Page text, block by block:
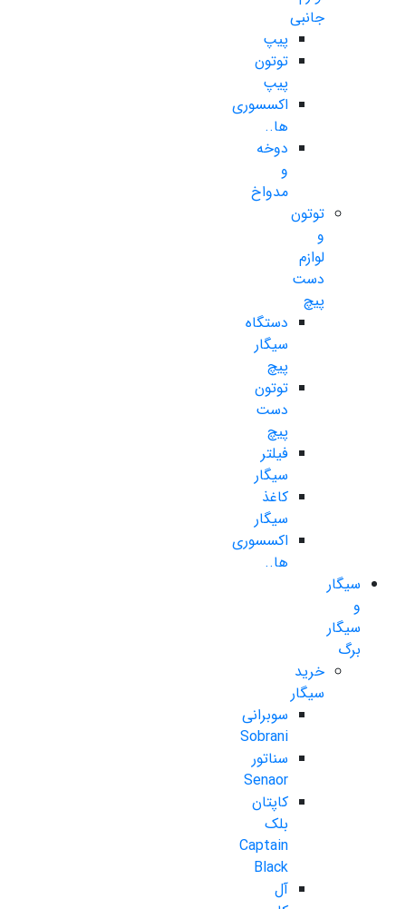
جانبی
پیپ
توتون
پیپ
اکسسوری
ها..
دوخه
و
مدواخ
توتون
و
لوازم
دست
پیچ
دستگاه
سیگار
پیچ
توتون
دست
پیچ
فیلتر
سیگار
کاغذ
سیگار
اکسسوری
ها..
سیگار
و
سیگار
برگ
خرید
سیگار
سوبرانی
Sobrani
سناتور
Senaor
کاپتان
بلک
Captain
Black
آل